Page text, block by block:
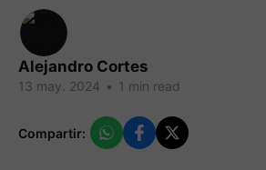
Alejandro Cortes
13 may. 2024 • 1 min read
Compartir: